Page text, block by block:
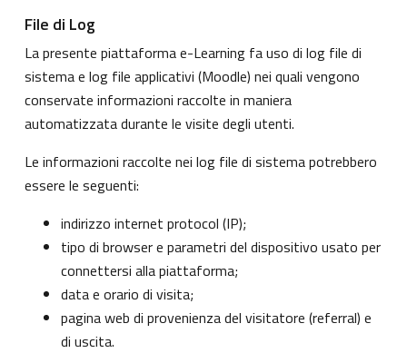
File di Log
La presente piattaforma e-Learning fa uso di log file di
sistema e log file applicativi (Moodle) nei quali vengono
conservate informazioni raccolte in maniera
automatizzata durante le visite degli utenti.
Le informazioni raccolte nei log file di sistema potrebbero
essere le seguenti:
indirizzo internet protocol (IP);
tipo di browser e parametri del dispositivo usato per
connettersi alla piattaforma;
data e orario di visita;
pagina web di provenienza del visitatore (referral) e
di uscita.